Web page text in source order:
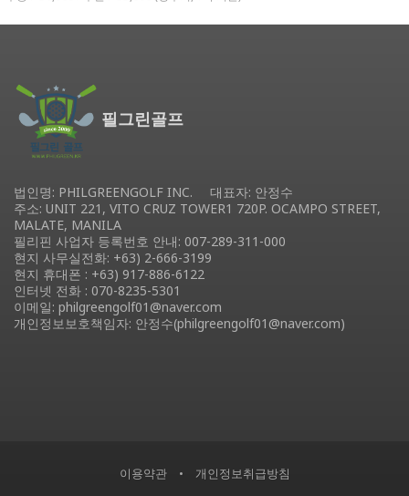
필그린골프
법인명: PHILGREENGOLF INC.
대표자: 안정수
주소: UNIT 221, VITO CRUZ TOWER1 720P. OCAMPO STREET,
MALATE, MANILA
필리핀 사업자 등록번호 안내: 007-289-311-000
현지 사무실전화: +63) 2-666-3199
현지 휴대폰 : +63) 917-886-6122
인터넷 전화 : 070-8235-5301
이메일: philgreengolf01@naver.com
개인정보보호책임자: 안정수(philgreengolf01@naver.com)
이용약관 • 개인정보취급방침